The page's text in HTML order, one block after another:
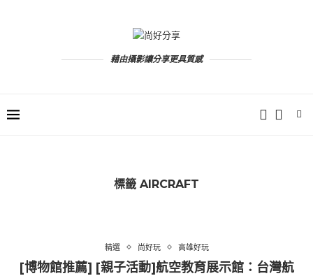
藉由攝影讓分享更具質感
標籤 AIRCRAFT
精選 尚好玩 高雄好玩
[博物館推薦] [親子活動]航空教育展示館：台灣航